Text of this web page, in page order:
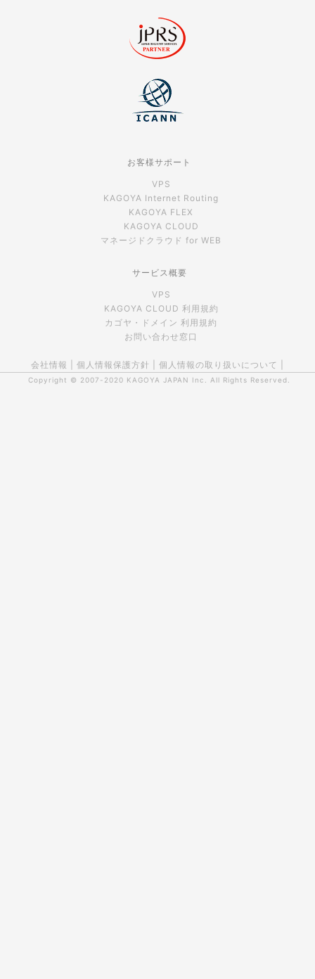
お客様サポート
VPS
KAGOYA Internet Routing
KAGOYA FLEX
KAGOYA CLOUD
マネージドクラウド for WEB
サービス概要
VPS
KAGOYA CLOUD 利用規約
カゴヤ・ドメイン 利用規約
お問い合わせ窓口
会社情報 個人情報保護方針 個人情報の取り扱いについて
Copyright © 2007-2020 KAGOYA JAPAN Inc. All Rights Reserved.